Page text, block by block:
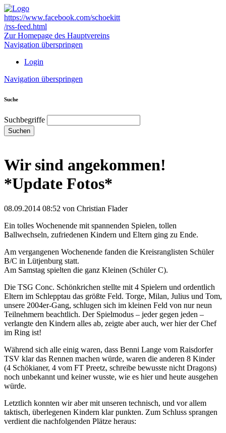
https://www.facebook.com/schoekitt
/rss-feed.html
Zur Homepage des Hauptvereins
Navigation überspringen
Login
Navigation überspringen
Suche
Suchbegriffe
Suchen
Wir sind angekommen!
*Update Fotos*
08.09.2014 08:52 von Christian Flader
Ein tolles Wochenende mit spannenden Spielen, tollen
Ballwechseln, zufriedenen Kindern und Eltern ging zu Ende.
Am vergangenen Wochenende fanden die Kreisranglisten Schüler
B/C in Lütjenburg statt.
Am Samstag spielten die ganz Kleinen (Schüler C).
Die TSG Conc. Schönkrichen stellte mit 4 Spielern und ordentlich
Eltern im Schlepptau das größte Feld. Torge, Milan, Julius und Tom,
unsere 2004er-Gang, schlugen sich im kleinen Feld von nur neun
Teilnehmern beachtlich. Der Spielmodus – jeder gegen jeden –
verlangte den Kindern alles ab, zeigte aber auch, wer hier der Chef
im Ring ist!
Während sich alle einig waren, dass Benni Lange vom Raisdorfer
TSV klar das Rennen machen würde, waren die anderen 8 Kinder
(4 Schökianer, 4 vom FT Preetz, schreibe bewusste nicht Dragons)
noch unbekannt und keiner wusste, wie es hier und heute ausgehen
würde.
Letztlich konnten wir aber mit unseren technisch, und vor allem
taktisch, überlegenen Kindern klar punkten. Zum Schluss sprangen
verdient die nachfolgenden Plätze heraus: